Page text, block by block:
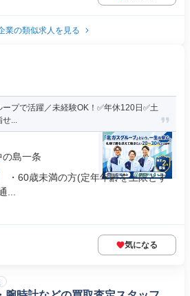
業の類似求人を見る
プで活躍／未経験OK！✅年休120日✅土
せ...
島一条
・60歳未満の方(定年年齢を上限とす
...
気になる